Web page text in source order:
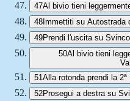
47Al bivio tieni
48Immettiti su Autostrada
49Prendi l'uscita su
50Al bivio tieni
51Alla rotonda prendi la
52Prosegui a destra su